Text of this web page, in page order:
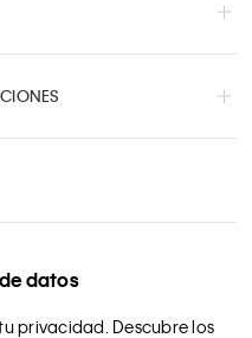
datos
privacidad. Descubre los